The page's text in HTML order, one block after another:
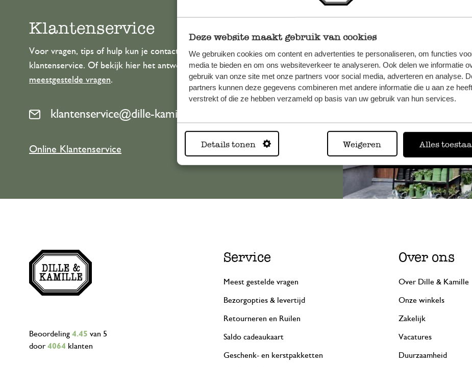
Deze website maakt gebruik van cookies
We gebruiken cookies om content en advertenties te personaliseren, om functies
media te bieden en om ons websiteverkeer te analyseren. Ook delen we informatie
gebruik van onze site met onze partners voor social media, adverteren en analyse.
partners kunnen deze gegevens combineren met andere informatie die u aan ze heeft
verstrekt of die ze hebben verzameld op basis van uw gebruik van hun services.
Details tonen Weigeren Alles
Altijd in
Klantenservice
Voor vragen, tips of hulp kun je contact opnemen met onze
klantenservice. Of bekijk hier het antwoord op de
meestgestelde vragen.
klantenservice@dille-kamille.com
Online Klantenservice
Beoordeling 4.45 van 5
door 4064 klanten
Service
Meest gestelde vragen
Bezorgopties & levertijd
Retourneren en Ruilen
Saldo cadeaukaart
Geschenk- en kerstpakketten
Over ons
Over Dille & Kamille
Onze winkels
Zakelijk
Vacatures
Duurzaamheid